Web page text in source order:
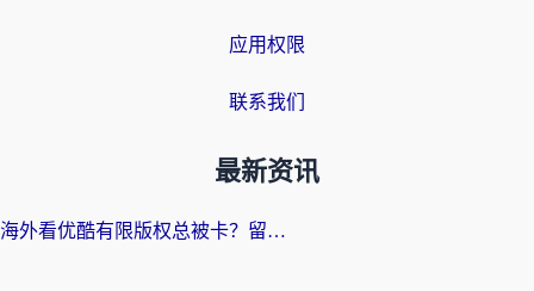
应用权限
联系我们
最新资讯
海外看优酷有限版权总被卡？留学生亲测有效的回国加速器选择指南